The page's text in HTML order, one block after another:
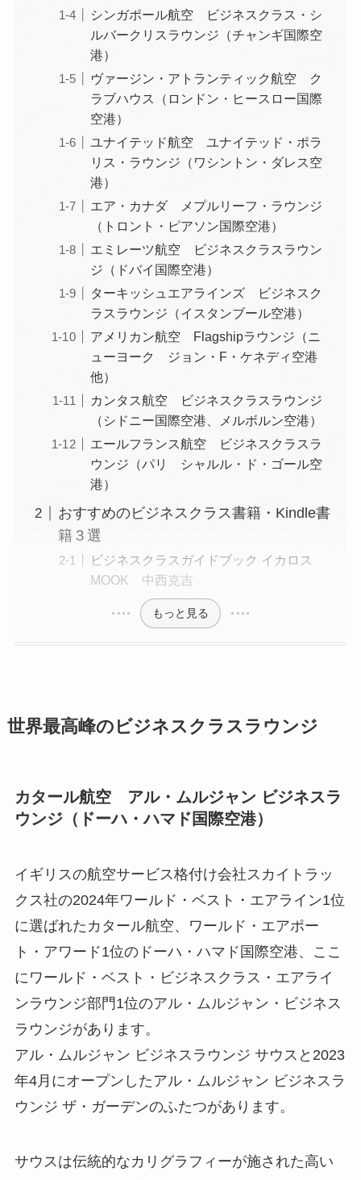
シンガポール航空 ビジネスクラス・シ
ルバークリスラウンジ（チャンギ国際空
港）
ヴァージン・アトランティック航空 ク
ラブハウス（ロンドン・ヒースロー国際
空港）
ユナイテッド航空 ユナイテッド・ポラ
リス・ラウンジ（ワシントン・ダレス空
港）
エア・カナダ メプルリーフ・ラウンジ
（トロント・ピアソン国際空港）
エミレーツ航空 ビジネスクラスラウン
ジ（ドバイ国際空港）
ターキッシュエアラインズ ビジネスク
ラスラウンジ（イスタンブール空港）
アメリカン航空 Flagshipラウンジ（ニ
ューヨーク ジョン・F・ケネディ空港
他）
カンタス航空 ビジネスクラスラウンジ
（シドニー国際空港、メルボルン空港）
エールフランス航空 ビジネスクラスラ
ウンジ（パリ シャルル・ド・ゴール空
港）
おすすめのビジネスクラス書籍・Kindle書
籍３選
ビジネスクラスガイドブック イカロス
MOOK 中西克吉
もっと見る
世界最高峰のビジネスクラスラウンジ
カタール航空 アル・ムルジャン ビジネスラ
ウンジ（ドーハ・ハマド国際空港）
イギリスの航空サービス格付け会社スカイトラッ
クス社の2024年ワールド・ベスト・エアライン1位
に選ばれたカタール航空、ワールド・エアポー
ト・アワード1位のドーハ・ハマド国際空港、ここ
にワールド・ベスト・ビジネスクラス・エアライ
ンラウンジ部門1位のアル・ムルジャン・ビジネス
ラウンジがあります。
アル・ムルジャン ビジネスラウンジ サウスと2023
年4月にオープンしたアル・ムルジャン ビジネスラ
ウンジ ザ・ガーデンのふたつがあります。
サウスは伝統的なカリグラフィーが施された高い